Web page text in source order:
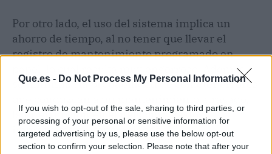
Que.es - Do Not Process My Personal Information
If you wish to opt-out of the sale, sharing to third parties, or
processing of your personal or sensitive information for
targeted advertising by us, please use the below opt-out
section to confirm your selection. Please note that after your
Por otro lado, el uso del sistema implica un
ahorro de tiempo, al no tener que llevar el
registro de mantenimiento programado en
papel, lo cual resulta muy engorroso. Además,
se minimiza la probabilidad de cometer errores
la interrupción en el negocio y gastos
imprevistos en reparaciones.